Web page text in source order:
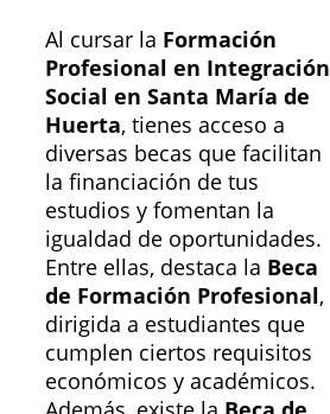
Al cursar la Formación
Profesional en Integración
Social en Santa María de
Huerta, tienes acceso a
diversas becas que facilitan
la financiación de tus
estudios y fomentan la
igualdad de oportunidades.
Entre ellas, destaca la Beca
de Formación Profesional,
dirigida a estudiantes que
cumplen ciertos requisitos
económicos y académicos.